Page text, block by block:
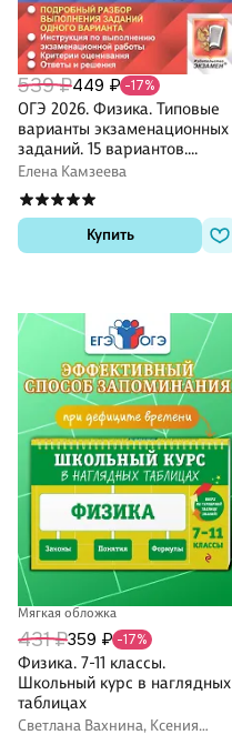
539 ₽449 ₽ -17%
ОГЭ 2026. Физика. Типовые
варианты экзаменационных
заданий. 15 вариантов.
Подробный разбор
выполнения заданий одного
варианта. Инструкция по
выполнению
экзаменационной работы.
Елена Камзеева
Купить
Мягкая обложка
431 ₽359 ₽ -17%
Физика. 7-11 классы.
Школьный курс в наглядных
таблицах
Светлана Вахнина, Ксения